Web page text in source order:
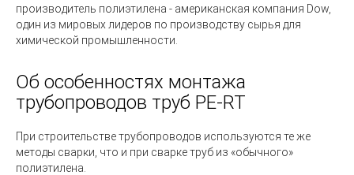
производитель полиэтилена - американская компания Dow,
один из мировых лидеров по производству сырья для
химической промышленности.
Об особенностях монтажа
трубопроводов труб PE-RT
При строительстве трубопроводов используются те же
методы сварки, что и при сварке труб из «обычного»
полиэтилена.